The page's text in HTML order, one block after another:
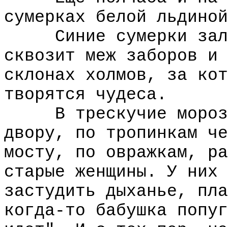
сумерках белой
Синие сумерки
сквозит меж заборов
склонах холмов, за
творятся чудеса.
В трескучие
двору, по тропинкам
мосту, по овражкам,
старые женщины. У
застудить дыханье,
когда-то бабушка